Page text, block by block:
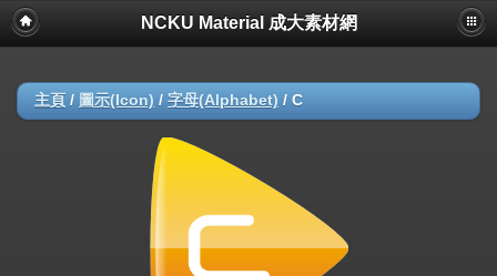
NCKU Material 成大素材網
主頁 / 圖示(Icon) / 字母(Alphabet) / C